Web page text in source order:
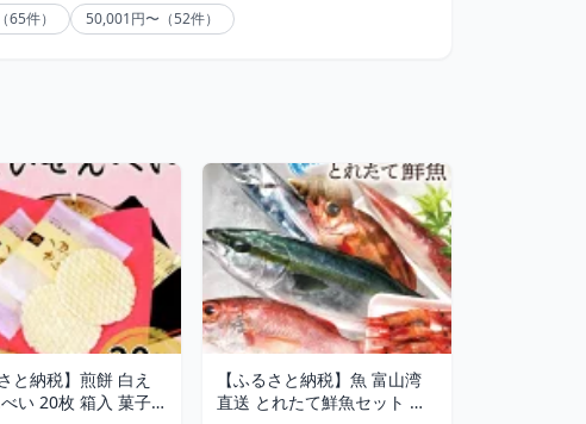
件） 50,001円〜（52件）
と納税】煎餅 白え
い 20枚 箱入 菓子
【ふるさと納税】魚 富山湾
直送 とれたて鮮魚セット 約